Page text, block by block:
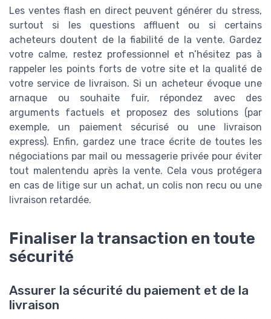
Les ventes flash en direct peuvent générer du stress,
surtout si les questions affluent ou si certains
acheteurs doutent de la fiabilité de la vente. Gardez
votre calme, restez professionnel et n’hésitez pas à
rappeler les points forts de votre site et la qualité de
votre service de livraison. Si un acheteur évoque une
arnaque ou souhaite fuir, répondez avec des
arguments factuels et proposez des solutions (par
exemple, un paiement sécurisé ou une livraison
express). Enfin, gardez une trace écrite de toutes les
négociations par mail ou messagerie privée pour éviter
tout malentendu après la vente. Cela vous protégera
en cas de litige sur un achat, un colis non recu ou une
livraison retardée.
Finaliser la transaction en toute
sécurité
Assurer la sécurité du paiement et de la
livraison